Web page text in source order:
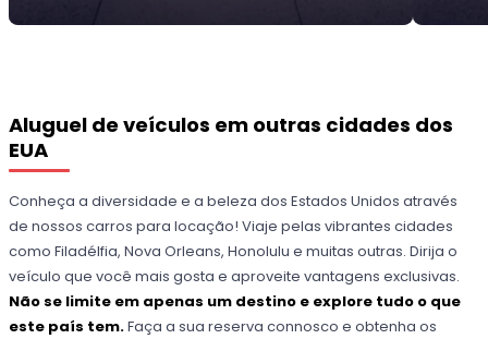
Aluguel de veículos em outras cidades dos
EUA
Conheça a diversidade e a beleza dos Estados Unidos através
de nossos carros para locação! Viaje pelas vibrantes cidades
como Filadélfia, Nova Orleans, Honolulu e muitas outras. Dirija o
veículo que você mais gosta e aproveite vantagens exclusivas.
Não se limite em apenas um destino e explore tudo o que
este país tem.Faça a sua reserva connosco e obtenha os